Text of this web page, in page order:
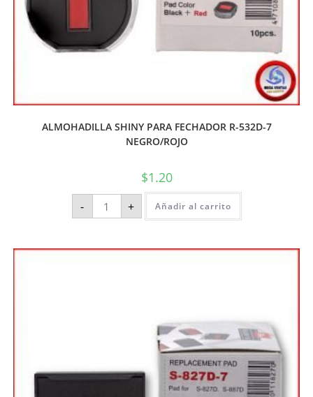
ALMOHADILLA SHINY PARA FECHADOR R-532D-7
NEGRO/ROJO
$1.20
- + Añadir al carrito